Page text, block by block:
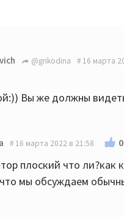
@grikodina 16 марта
Вы же должны
16 марта 2022 в 21:58 0
плоский что ли?как
мы обсуждаем